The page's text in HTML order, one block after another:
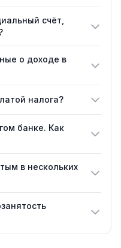
счёт,
о доходе в
налога?
банке. Как
в нескольких